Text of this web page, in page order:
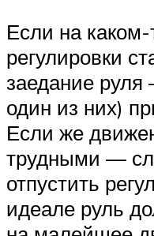
Если на каком-
регулировки
заедание
один из них)
Если же
трудными —
отпустить
идеале руль